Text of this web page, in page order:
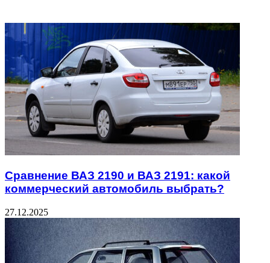
Сравнение ВАЗ 2190 и ВАЗ 2191: какой
коммерческий автомобиль выбрать?
27.12.2025